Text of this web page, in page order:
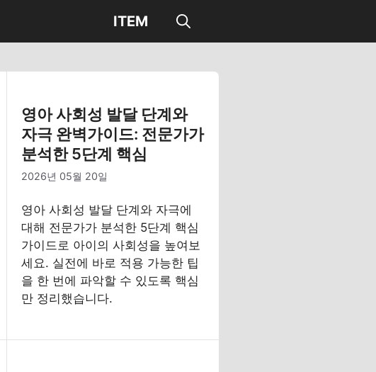
ITEM
영아 사회성 발달 단계와
자극 완벽가이드: 전문가가
분석한 5단계 핵심
2026년 05월 20일
영아 사회성 발달 단계와 자극에
대해 전문가가 분석한 5단계 핵심
가이드로 아이의 사회성을 높여보
세요. 실전에 바로 적용 가능한 팁
을 한 번에 파악할 수 있도록 핵심
만 정리했습니다.